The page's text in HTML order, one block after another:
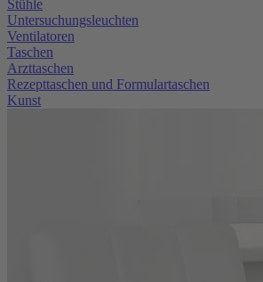
Stühle
Untersuchungsleuchten
Ventilatoren
Taschen
Arzttaschen
Rezepttaschen und Formulartaschen
Kunst